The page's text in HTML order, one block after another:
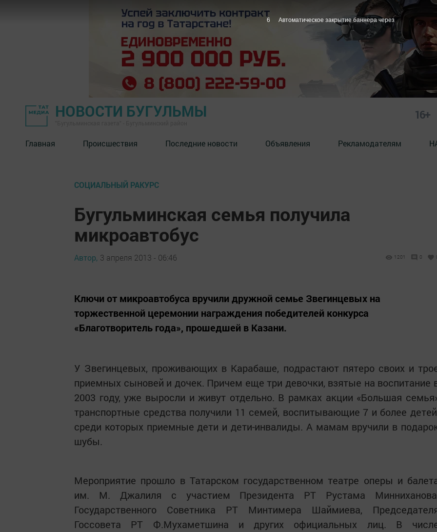
НОВОСТИ БУГУЛЬМЫ 16+
Главная Происшествия Последние новости Объявления Рекламодателям
СОЦИАЛЬНЫЙ РАКУРС
Бугульминская семья получила
микроавтобус
Автор, 3 апреля 2013 - 06:46 1201 0
Ключи от микроавтобуса вручили дружной семье Звегинцевых на
торжественной церемонии награждения победителей конкурса
«Благотворитель года», прошедшей в Казани.
У Звегинцевых, проживающих в Карабаше, подрастают пятеро своих и
приемных сыновей и дочек. Причем еще три девочки, взятые на воспитание
2003 году, уже выросли и живут отдельно. В рамках акции «Большая
транспортные средства получили 11 семей, воспитывающие 7 и более
среди которых приемные дети и дети-инвалиды. А мамам вручили в
шубы.
Мероприятие прошло в Татарском государственном театре оперы и
им. М. Джалиля с участием Президента РТ Рустама
Государственного Советника РТ Минтимера Шаймиева,
Госсовета РТ Ф.Мухаметшина и других официальных лиц. В
5 Автоматическое закрытие баннера через